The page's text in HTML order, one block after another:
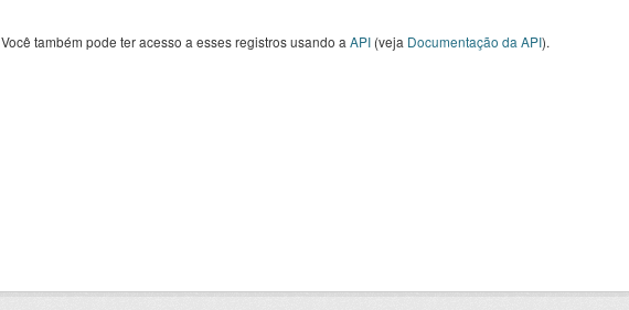
Você também pode ter acesso a esses registros usando a API (veja Documentação da API).